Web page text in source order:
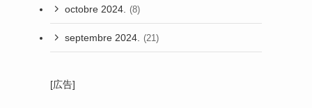
octobre 2024. (8)
septembre 2024. (21)
[広告]